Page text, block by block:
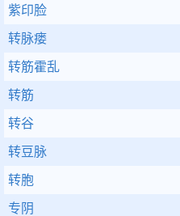
紫印脸
转脉瘘
转筋霍乱
转筋
转谷
转豆脉
转胞
专阴